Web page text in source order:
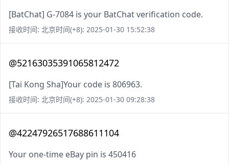
[BatChat] G-7084 is your BatChat verification code.
接收时间: 北京时间(+8): 2025-01-30 15:52:38
@52163035391065812472
[Tai Kong Sha]Your code is 806963.
接收时间: 北京时间(+8): 2025-01-30 09:28:38
@42247926517688611104
Your one-time eBay pin is 450416